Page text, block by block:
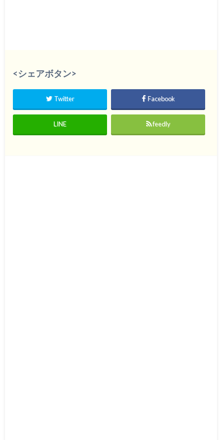
<シェアボタン>
Twitter Facebook
LINE feedly